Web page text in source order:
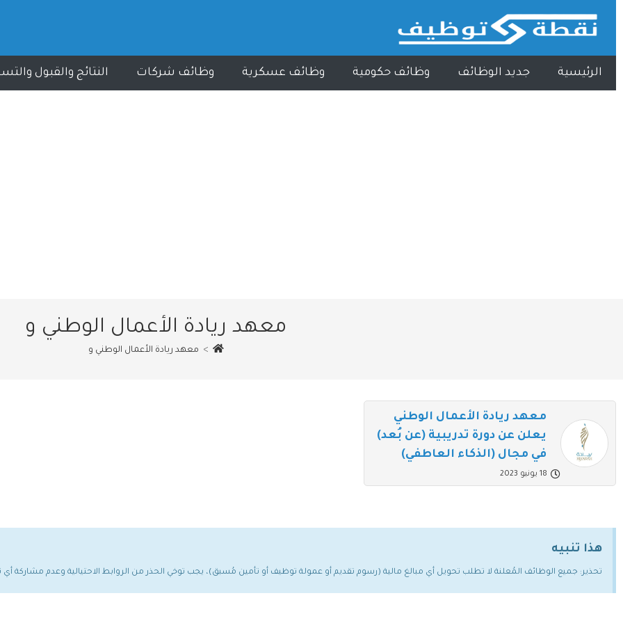
الرئيسية جديد الوظائف وظائف حكومية وظائف عسكرية وظائف شركات النتائج والقبول
معهد ريادة الأعمال الوطني و
> معهد ريادة الأعمال الوطني و
معهد ريادة الأعمال الوطني
يعلن عن دورة تدريبية (عن بُعد)
في مجال (الذكاء العاطفي)
18 يونيو 2023
هذا تنبيه
تحذير: جميع الوظائف المُعلنة لا تطلب تحويل أي مبالغ مالية (رسوم تقديم أو عمولة توظيف أو تأمين مُسبق)، يجب توخي الحذر من الروابط الاحتيالية وعدم مشاركة